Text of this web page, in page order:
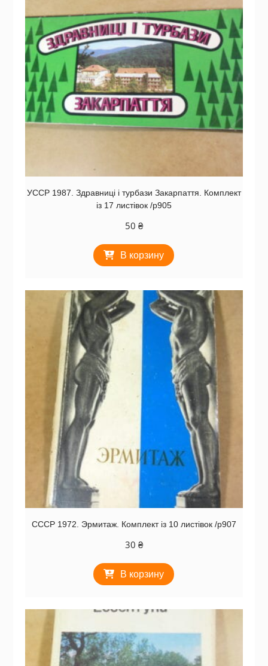
УССР 1987. Здравниці і турбази Закарпаття. Комплект
із 17 листівок /р905
50 ₴
В корзину
СССР 1972. Эрмитаж. Комплект із 10 листівок /р907
30 ₴
В корзину